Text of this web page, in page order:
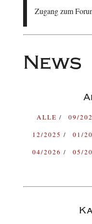
Zugang zum
News
ALLE 09/
12/2025
01/
04/2026
05/